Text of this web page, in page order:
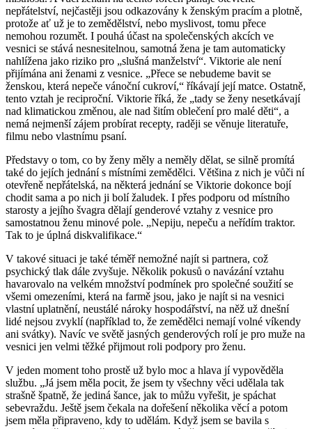
nepřátelství, nejčastěji jsou odkazovány k ženským pracím a plotně,
protože ať už je to zemědělství, nebo myslivost, tomu přece
nemohou rozumět. I pouhá účast na společenských akcích ve
vesnici se stává nesnesitelnou, samotná žena je tam automaticky
nahlížena jako riziko pro „slušná manželství“. Viktorie ale není
přijímána ani ženami z vesnice. „Přece se nebudeme bavit se
ženskou, která nepeče vánoční cukroví,“ říkávají její matce. Ostatně,
tento vztah je reciproční. Viktorie říká, že „tady se ženy nesetkávají
nad klimatickou změnou, ale nad šitím oblečení pro malé děti“, a
nemá nejmenší zájem probírat recepty, raději se věnuje literatuře,
filmu nebo vlastnímu psaní.
Představy o tom, co by ženy měly a neměly dělat, se silně promítá
také do jejích jednání s místními zemědělci. Většina z nich je vůči ní
otevřeně nepřátelská, na některá jednání se Viktorie dokonce bojí
chodit sama a po nich ji bolí žaludek. I přes podporu od místního
starosty a jejího švagra dělají genderové vztahy z vesnice pro
samostatnou ženu minové pole. „Nepiju, nepeču a neřídím traktor.
Tak to je úplná diskvalifikace.“
V takové situaci je také téměř nemožné najít si partnera, což
psychický tlak dále zvyšuje. Několik pokusů o navázání vztahu
havarovalo na velkém množství podmínek pro společné soužití se
všemi omezeními, která na farmě jsou, jako je najít si na vesnici
vlastní uplatnění, neustálé nároky hospodářství, na něž už dnešní
lidé nejsou zvyklí (například to, že zemědělci nemají volné víkendy
ani svátky). Navíc ve světě jasných genderových rolí je pro muže na
vesnici jen velmi těžké přijmout roli podpory pro ženu.
V jeden moment toho prostě už bylo moc a hlava jí vypověděla
službu. „Já jsem měla pocit, že jsem ty všechny věci udělala tak
strašně špatně, že jediná šance, jak to můžu vyřešit, je spáchat
sebevraždu. Ještě jsem čekala na dořešení několika věcí a potom
jsem měla připraveno, kdy to udělám. Když jsem se bavila s